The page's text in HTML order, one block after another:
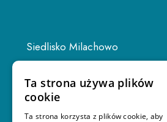
Siedlisko Milachowo
Rolbik 22H
89-634 Rolbik
Ta strona używa plików
cookie
Ta strona korzysta z plików cookie, aby